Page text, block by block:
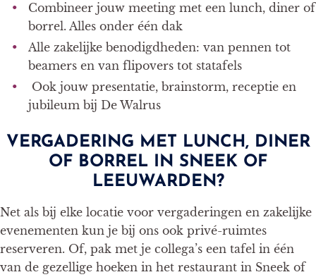
Combineer jouw meeting met een lunch, diner of
borrel. Alles onder één dak
Alle zakelijke benodigdheden: van pennen tot
beamers en van flipovers tot statafels
Ook jouw presentatie, brainstorm, receptie en
jubileum bij De Walrus
VERGADERING MET LUNCH, DINER
OF BORREL IN SNEEK OF
LEEUWARDEN?
Net als bij elke locatie voor vergaderingen en zakelijke
evenementen kun je bij ons ook privé-ruimtes
reserveren. Of, pak met je collega’s een tafel in één
van de gezellige hoeken in het restaurant in Sneek of